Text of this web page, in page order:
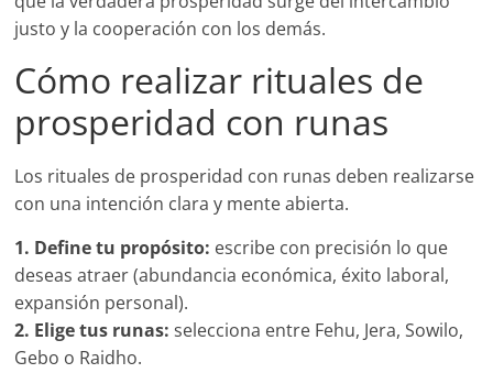
justo y la cooperación con los demás.
Cómo realizar rituales de
prosperidad con runas
Los rituales de prosperidad con runas deben realizarse
con una intención clara y mente abierta.
1. Define tu propósito: escribe con precisión lo que
deseas atraer (abundancia económica, éxito laboral,
expansión personal).
2. Elige tus runas: selecciona entre Fehu, Jera, Sowilo,
Gebo o Raidho.